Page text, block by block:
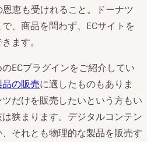
恵も受けれること。ドーナツ
、商品を問わず、ECサイトを
ます。
ECプラグインをご紹介してい
の販売に適したものもありま
だけを販売したいという方もい
狭まります。デジタルコンテン
それとも物理的な製品を販売す